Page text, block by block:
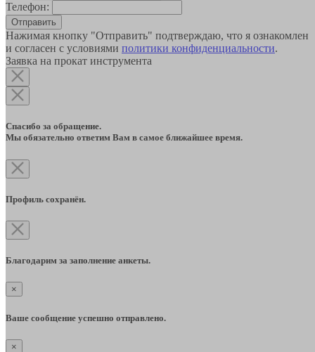
Телефон:
Отправить
Нажимая кнопку "Отправить" подтверждаю, что я ознакомлен
и согласен с условиями политики конфиденциальности.
Заявка на прокат инструмента
Спасибо за обращение.
Мы обязательно ответим Вам в самое ближайшее время.
Профиль сохранён.
Благодарим за заполнение анкеты.
×
Ваше сообщение успешно отправлено.
×